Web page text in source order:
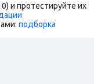
и протестируйте их
подборка